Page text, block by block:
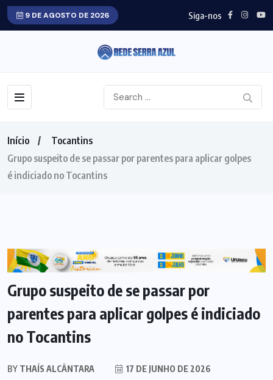
9 DE AGOSTO DE 2026 Siga-nos
Início
Tocantins
Grupo suspeito de se passar por parentes para aplicar golpes
é indiciado no Tocantins
TOCANTINS
Grupo suspeito de se passar por
parentes para aplicar golpes é indiciado
no Tocantins
BY THAÍS ALCÂNTARA
17 DE JUNHO DE 2026